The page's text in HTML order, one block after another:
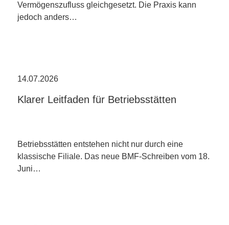
Vermögenszufluss gleichgesetzt. Die Praxis kann
jedoch anders…
14.07.2026
Klarer Leitfaden für Betriebsstätten
Betriebsstätten entstehen nicht nur durch eine
klassische Filiale. Das neue BMF-Schreiben vom 18.
Juni…